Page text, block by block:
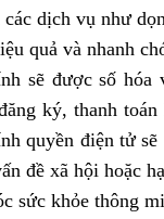
dịch vụ như
quả và nhanh
sẽ được số hóa
ký, thanh
quyền điện tử
đề xã hội hoặc
sức khỏe thông